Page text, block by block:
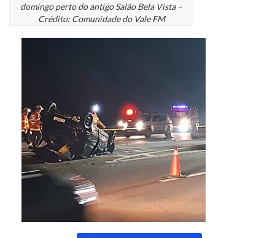
domingo perto do antigo Salão Bela Vista –
Crédito: Comunidade do Vale FM